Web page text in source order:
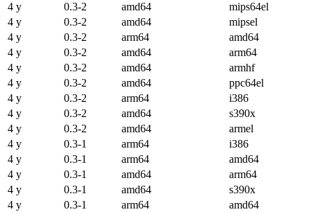
4 y
0.3-2 amd64
mips64el
4 y
0.3-2 amd64
mipsel
4 y
0.3-2 arm64
amd64
4 y
0.3-2 amd64
arm64
4 y
0.3-2 amd64
armhf
4 y
0.3-2 amd64
ppc64el
4 y
0.3-2 arm64
i386
4 y
0.3-2 amd64
s390x
4 y
0.3-2 amd64
armel
4 y
0.3-1 arm64
i386
4 y
0.3-1 arm64
amd64
4 y
0.3-1 amd64
arm64
4 y
0.3-1 amd64
s390x
4 y
0.3-1 arm64
amd64